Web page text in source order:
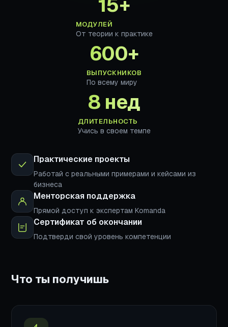
МОДУЛЕЙ
От теории к практике
600+
ВЫПУСКНИКОВ
По всему миру
8 нед
ДЛИТЕЛЬНОСТЬ
Учись в своем темпе
Практические проекты
Работай с реальными примерами и кейсами из
бизнеса
Менторская поддержка
Прямой доступ к экспертам Komanda
Сертификат об окончании
Подтверди свой уровень компетенции
Что ты получишь